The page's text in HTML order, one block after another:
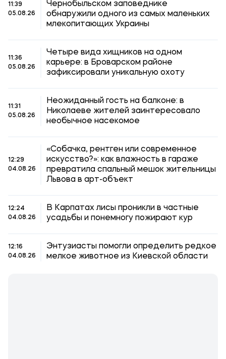
11:39
05.08.26
Чернобыльском заповеднике
обнаружили одного из самых маленьких
млекопитающих Украины
11:36
05.08.26
Четыре вида хищников на одном
карьере: в Броварском районе
зафиксировали уникальную охоту
11:31
05.08.26
Неожиданный гость на балконе: в
Николаеве жителей заинтересовало
необычное насекомое
12:29
04.08.26
«Собачка, рентген или современное
искусство?»: как влажность в гараже
превратила спальный мешок жительницы
Львова в арт-объект
12:24
04.08.26
В Карпатах лисы проникли в частные
усадьбы и понемногу пожирают кур
12:16
04.08.26
Энтузиасты помогли определить редкое
мелкое животное из Киевской области